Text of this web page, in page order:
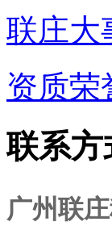
联庄大
资质荣
联系方
广州联